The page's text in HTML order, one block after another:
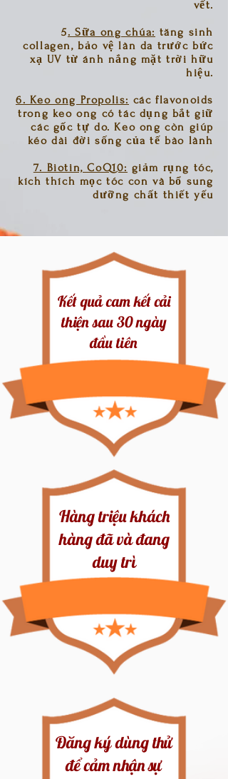
vết.
5. Sữa ong chúa: tăng sinh
collagen, bảo vệ làn da trước bức
xạ UV từ ánh nắng mặt trời hữu
hiệu.
6. Keo ong Propolis: các flavonoids
trong keo ong có tác dụng bắt giữ
các gốc tự do. Keo ong còn giúp
kéo dài đời sống của tế bào lành
7. Biotin, CoQ10: giảm rụng tóc,
kích thích mọc tóc con và bổ sung
dưỡng chất thiết yếu
Kết quả cam kết cải
thiện sau 30 ngày
đầu tiên
Hàng triệu khách
hàng đã và đang
duy trì
Đăng ký dùng thử
để cảm nhận sự